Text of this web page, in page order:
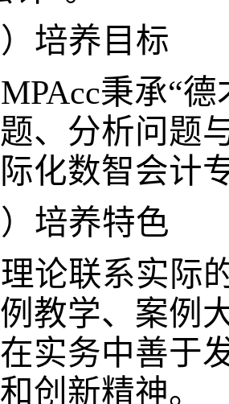
）培养目标
MPAcc秉承“
、分析问题
化数智会计
）培养特色
论联系实际
教学、案例
实务中善于
创新精神。